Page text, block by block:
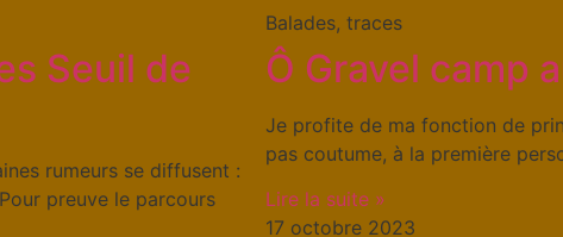
Seuil de
rumeurs se diffusent :
preuve le parcours
Balades, traces
Ô Gravel camp
Je profite de ma fonction de
pas coutume, à la première
Lire la suite »
17 octobre 2023